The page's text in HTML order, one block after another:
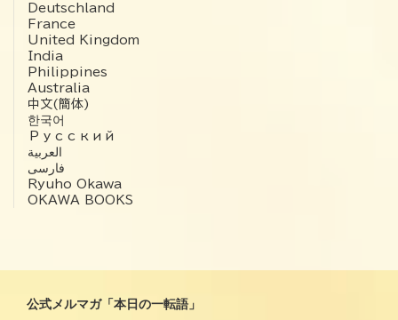
Deutschland
France
United Kingdom
India
Philippines
Australia
中文(簡体)
한국어
Русский
العربية‏
فارسی
Ryuho Okawa
OKAWA BOOKS
公式メルマガ「本日の一転語」